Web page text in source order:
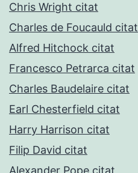
Chris Wright citat
Charles de Foucauld citat
Alfred Hitchock citat
Francesco Petrarca citat
Charles Baudelaire citat
Earl Chesterfield citat
Harry Harrison citat
Filip David citat